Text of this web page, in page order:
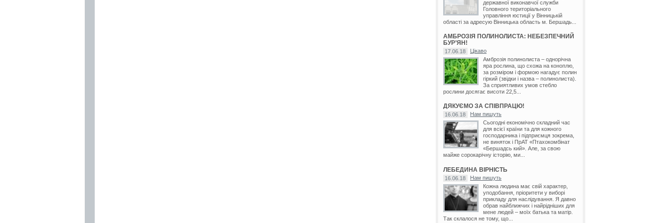
державної виконавчої служби
Головного територіального
управління юстиції у Вінницькій
області за адресую Вінницька область м. Бершадь...
АМБРОЗІЯ ПОЛИНОЛИСТА: НЕБЕЗПЕЧНИЙ
БУР’ЯН!
17.06.18
Цікаво
Амброзія полинолиста – однорічна
яра рослина, що схожа на коноплю,
за розміром і формою нагадує полин
гіркий (звідки і назва – полинолиста).
За сприятливих умов стебло
рослини досягає висоти 22,5...
ДЯКУЄМО ЗА СПІВПРАЦЮ!
16.06.18
Нам пишуть
Сьогодні економічно складний час
для всієї країни та для кожного
господарника і підприємця зокрема,
не виняток і ПрАТ «Птахокомбінат
«Бершадсь кий». Але, за свою
майже сорокарічну історію, ми...
ЛЕБЕДИНА ВІРНІСТЬ
16.06.18
Нам пишуть
Кожна людина має свій характер,
уподобання, пріоритети у виборі
прикладу для наслідування. Я давно
обрав найближчих і найрідніших для
мене людей – моїх батька та матір.
Так склалося не тому, що...